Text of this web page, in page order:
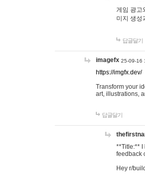
게임 광고
미지 생성
답글달기
imagefx 25-09-16
https://imgfx.dev/
Transform your
art, illustrations,
답글달기
**Title:** I
feedback
Hey r/